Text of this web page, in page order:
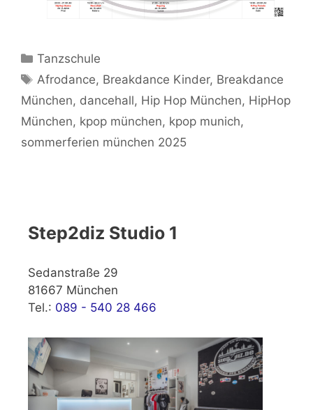
Kategorien
Tanzschule
Schlagwörter
Afrodance, Breakdance Kinder, Breakdance
München, dancehall, Hip Hop München, HipHop
München, kpop münchen, kpop munich,
sommerferien münchen 2025
Step2diz Studio 1
Sedanstraße 29
81667 München
Tel.: 089 - 540 28 466